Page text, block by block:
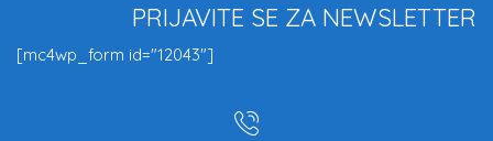
PRIJAVITE SE ZA NEWSLETTER
[mc4wp_form id="12043"]